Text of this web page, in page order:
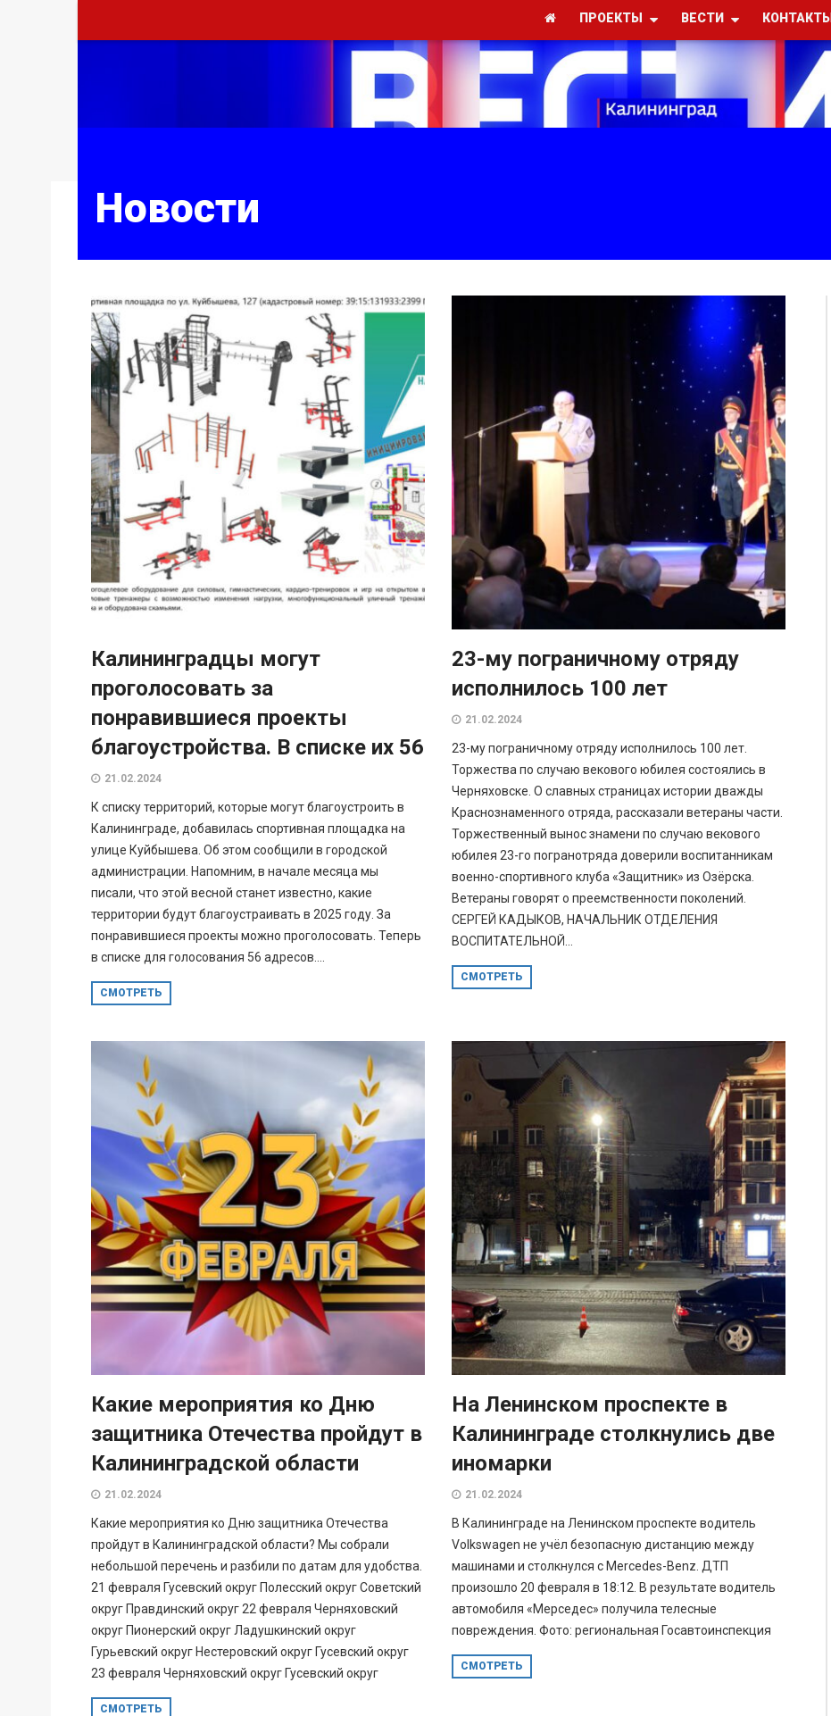
ПРОЕКТЫ ВЕСТИ КОНТАКТЫ
Новости
Калининградцы могут
проголосовать за
понравившиеся проекты
благоустройства. В списке их 56
21.02.2024
К списку территорий, которые могут благоустроить в
Калининграде, добавилась спортивная площадка на
улице Куйбышева. Об этом сообщили в городской
администрации. Напомним, в начале месяца мы
писали, что этой весной станет известно, какие
территории будут благоустраивать в 2025 году. За
понравившиеся проекты можно проголосовать. Теперь
в списке для голосования 56 адресов....
СМОТРЕТЬ
23-му пограничному отряду
исполнилось 100 лет
21.02.2024
23-му пограничному отряду исполнилось 100 лет.
Торжества по случаю векового юбилея состоялись в
Черняховске. О славных страницах истории дважды
Краснознаменного отряда, рассказали ветераны части.
Торжественный вынос знамени по случаю векового
юбилея 23-го погранотряда доверили воспитанникам
военно-спортивного клуба «Защитник» из Озёрска.
Ветераны говорят о преемственности поколений.
СЕРГЕЙ КАДЫКОВ, НАЧАЛЬНИК ОТДЕЛЕНИЯ
ВОСПИТАТЕЛЬНОЙ...
СМОТРЕТЬ
Какие мероприятия ко Дню
защитника Отечества пройдут в
Калининградской области
21.02.2024
Какие мероприятия ко Дню защитника Отечества
пройдут в Калининградской области? Мы собрали
небольшой перечень и разбили по датам для удобства.
21 февраля Гусевский округ Полесский округ Советский
округ Правдинский округ 22 февраля Черняховский
округ Пионерский округ Ладушкинский округ
Гурьевский округ Нестеровский округ Гусевский округ
23 февраля Черняховский округ Гусевский округ
СМОТРЕТЬ
На Ленинском проспекте в
Калининграде столкнулись две
иномарки
21.02.2024
В Калининграде на Ленинском проспекте водитель
Volkswagen не учёл безопасную дистанцию между
машинами и столкнулся с Mercedes-Benz. ДТП
произошло 20 февраля в 18:12. В результате водитель
автомобиля «Мерседес» получила телесные
повреждения. Фото: региональная Госавтоинспекция
СМОТРЕТЬ